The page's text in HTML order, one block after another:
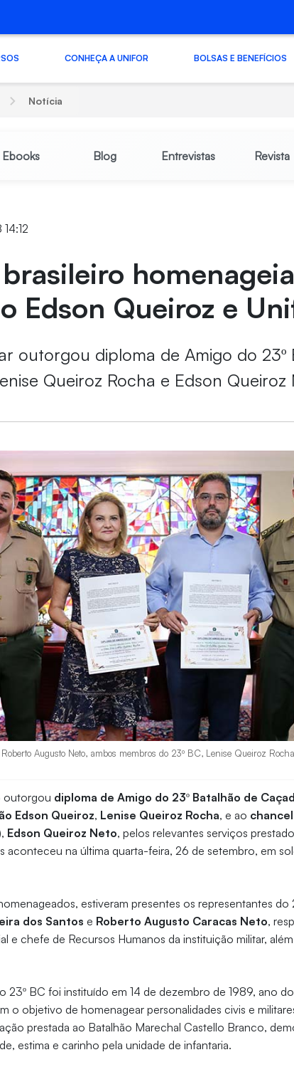
CONHEÇA A UNIFOR BOLSAS E BENEFÍCIOS
Notícia
Ebooks Blog Entrevistas Revista
homenageia
Edson Queiroz e
outorgou diploma de Amigo do 23º
Queiroz Rocha e Edson Queiroz
Augusto Neto, ambos membros do 23º BC, Lenise Queiroz
outorgou diploma de Amigo do 23º Batalhão de
Edson Queiroz, Lenise Queiroz Rocha, e ao
, Edson Queiroz Neto, pelos relevantes serviços
aconteceu na última quarta-feira, 26 de setembro, em
estiveram presentes os representantes do
dos Santose Roberto Augusto Caracas Neto,
e chefe de Recursos Humanos da instituição militar,
23º BC foi instituído em 14 de dezembro de 1989, ano
o objetivo de homenagear personalidades civis e
prestada ao Batalhão Marechal Castello Branco,
estima e carinho pela unidade de infantaria.